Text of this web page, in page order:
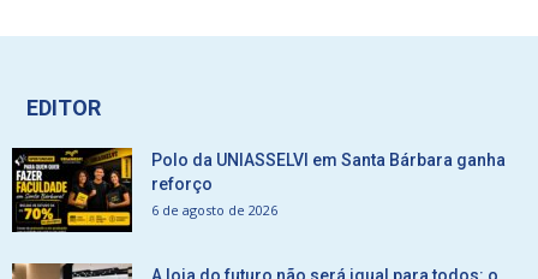
EDITOR
Polo da UNIASSELVI em Santa Bárbara ganha
reforço
6 de agosto de 2026
A loja do futuro não será igual para todos: o